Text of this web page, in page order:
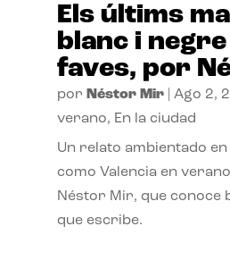
Els últims
blanc i
faves, por
por Néstor Mir| Ago 2,
verano, En la ciudad
Un relato ambientado en
como Valencia en
Néstor Mir, que conoce
que escribe.